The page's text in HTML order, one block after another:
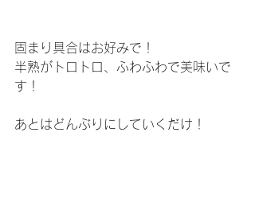
固まり具合はお好みで！
半熟がトロトロ、ふわふわで美味いで
す！
あとはどんぶりにしていくだけ！